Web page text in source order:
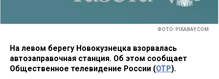
ФОТО: PIXABAY.COM
На левом берегу Новокузнецка взорвалась
автозаправочная станция. Об этом сообщает
Общественное телевидение России (ОТР).